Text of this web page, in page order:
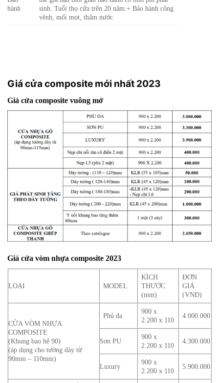
hành
sinh. Tuổi thọ cửa trên 20 năm.+ Bảo hành công
vênh, mối mọt, thấm nước
Giá cửa composite mới nhất 2023
Giá cửa composite vuông mở
Giá cửa vòm nhựa composite 2023
LOẠI MODEL
KÍCH
THƯỚC
(mm)
ĐƠN
GIÁ
(VNĐ)
CỬA VÒM NHỰA
COMPOSITE
(Khung bao hệ 90)
(áp dụng cho tường dày từ
90mm – 110mm)
Phủ da
900 x
2.200 x 110
4.000.000
Sơn PU
900 x
2.200 x 110
4.300.000
Luxury
900 x
2.200 x 110
5.900.000